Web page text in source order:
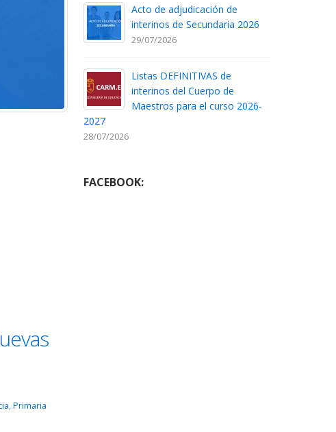
,Primaria
Acto de adjudicación de
interinos de Secundaria 2026
29/07/2026
Listas DEFINITIVAS de
interinos del Cuerpo de
Maestros para el curso 2026-
2027
28/07/2026
FACEBOOK: